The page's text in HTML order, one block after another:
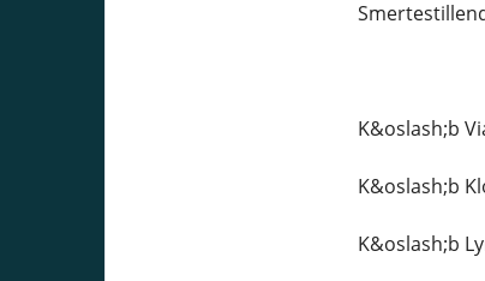
K&oslash;b
K&oslash;b
K&oslash;b